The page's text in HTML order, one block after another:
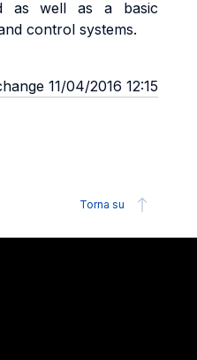
as well as a basic
control systems.
11/04/2016 12:15
Torna su